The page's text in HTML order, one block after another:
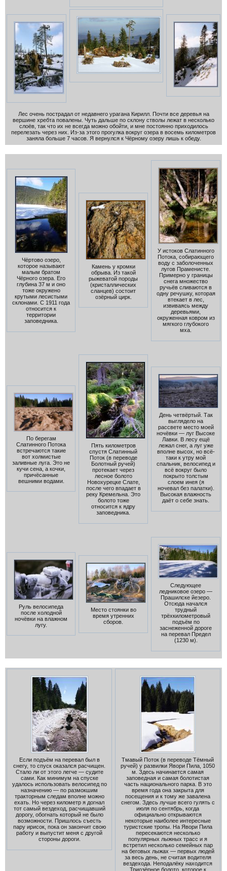
Лес очень пострадал от недавнего урагана Кирилл. Почти все деревья на
вершине хребта повалены. Чуть дальше по склону стволы лежат в несколько
слоёв, так что их не всегда можно обойти, и мне постоянно приходилось
перелезать через них. Из-за этого прогулка вокруг озера в восемь километров
заняла больше 7 часов. Я вернулся к Чёрному озеру лишь к обеду.
Чёртово озеро,
которое называют
малым братом
Чёрного озера. Его
глубина 37 м и оно
тоже окружено
крутыми лесистыми
склонами. С 1911 года
относится к
территории
заповедника.
Камень у кромки
обрыва. Из такой
рыжеватой породы
(кристаллических
сланцев) состоит
озёрный цирк.
У истоков Слатинного
Потока, собирающего
воду с заболоченных
лугов Праменисте.
Примерно у границы
снега множество
ручьёв сливаются в
одну речушку, которая
втекает в лес,
извиваясь между
деревьями,
окруженная ковром из
мягкого глубокого
мха.
По берегам
Слатинного Потока
встречаются такие
вот холмистые
заливные луга. Это не
кучи сена, а кочки,
причёсанные
вешними водами.
Пять километров
спустя Слатинный
Поток (в переводе
Болотный ручей)
протекает через
лесное болото
Новохурецке Слате,
после чего впадает в
реку Кремельна. Это
болото тоже
относится к ядру
заповедника.
День четвёртый. Так
выглядело на
рассвете место моей
ночёвки — луг Высоке
Лавки. В лесу ещё
лежал снег, а луг уже
вполне высох, но всё-
таки к утру мой
спальник, велосипед и
всё вокруг было
покрыто толстым
слоем инея (я
ночевал без палатки).
Высокая влажность
даёт о себе знать.
Руль велосипеда
после холодной
ночёвки на влажном
лугу.
Место стоянки во
время утренних
сборов.
Следующее
ледниковое озеро —
Прашилске йезеро.
Отсюда начался
трудный
трёхкилометровый
подъём по
заснеженной дороге
на перевал Предел
(1230 м).
Если подъём на перевал был в
снегу, то спуск оказался расчищен.
Стало ли от этого легче — судите
сами. Как минимум на спуске
удалось использовать велосипед по
назначению — по размокшим
тракторным следам вполне можно
ехать. Но через километр я догнал
тот самый вездеход, расчищавший
дорогу, обогнать который не было
возможности. Пришлось съесть
пару ирисок, пока он закончит свою
работу и выпустит меня с другой
стороны дороги.
Тмавый Поток (в переводе Тёмный
ручей) у развилки Явори Пила, 1050
м. Здесь начинается самая
заповедная и самая болотистая
часть национального парка. В это
время года она закрыта для
посещения и к тому же завалена
снегом. Здесь лучше всего гулять с
июля по сентябрь, когда
официально открываются
некоторые наиболее интересные
туристские тропы. На Явори Пила
пересекаются несколько
популярных лыжных трасс и я
встретил несколько семейных пар
на беговых лыжах — первых людей
за весь день, не считая водителя
вездехода. Неподалёку находится
Триозёрное болото, которое к